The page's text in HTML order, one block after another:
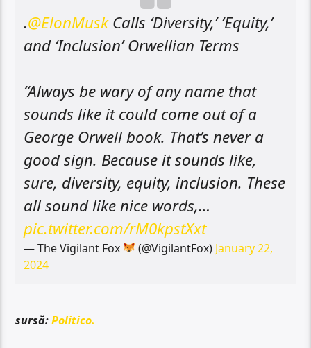
.@ElonMuskCalls ‘Diversity,’ ‘Equity,’
and ‘Inclusion’ Orwellian Terms
“Always be wary of any name that
sounds like it could come out of a
George Orwell book. That’s never a
good sign. Because it sounds like,
sure, diversity, equity, inclusion. These
all sound like nice words,…
pic.twitter.com/rM0kpstXxt
— The Vigilant Fox (@VigilantFox) January 22,
2024
sursă:Politico.